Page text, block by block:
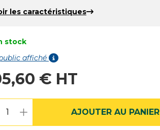
les caractéristiques
stock
affiché
€ HT
AJOUTER AU PANIER